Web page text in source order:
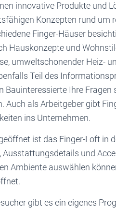
innovative Produkte und
Konzepten rund um
Finger-Häuser
Hauskonzepte und
umweltschonender Heiz-
Teil des
Bauinteressierte Ihre
Auch als Arbeitgeber gibt
ins Unternehmen.
ist das Finger-Loft in
Ausstattungsdetails und
Ambiente auswählen
gibt es ein eigenes